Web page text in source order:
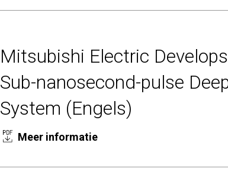
Mitsubishi Electric
Sub-nanosecond-pulse
System (Engels)
Meer informatie